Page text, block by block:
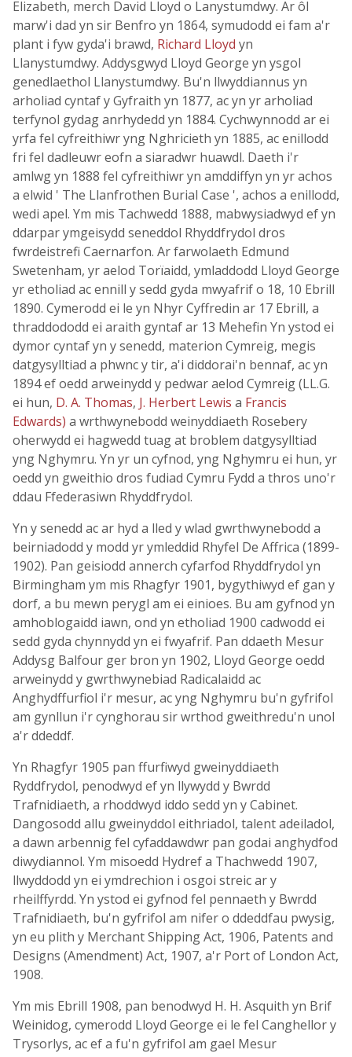
Elizabeth, merch David Lloyd o Lanystumdwy. Ar ôl
marw'i dad yn sir Benfro yn 1864, symudodd ei fam a'r
plant i fyw gyda'i brawd, Richard Lloyd yn
Llanystumdwy. Addysgwyd Lloyd George yn ysgol
genedlaethol Llanystumdwy. Bu'n llwyddiannus yn
arholiad cyntaf y Gyfraith yn 1877, ac yn yr arholiad
terfynol gydag anrhydedd yn 1884. Cychwynnodd ar ei
yrfa fel cyfreithiwr yng Nghricieth yn 1885, ac enillodd
fri fel dadleuwr eofn a siaradwr huawdl. Daeth i'r
amlwg yn 1888 fel cyfreithiwr yn amddiffyn yn yr achos
a elwid ' The Llanfrothen Burial Case ', achos a enillodd,
wedi apel. Ym mis Tachwedd 1888, mabwysiadwyd ef yn
ddarpar ymgeisydd seneddol Rhyddfrydol dros
fwrdeistrefi Caernarfon. Ar farwolaeth Edmund
Swetenham, yr aelod Torïaidd, ymladdodd Lloyd George
yr etholiad ac ennill y sedd gyda mwyafrif o 18, 10 Ebrill
1890. Cymerodd ei le yn Nhyr Cyffredin ar 17 Ebrill, a
thraddododd ei araith gyntaf ar 13 Mehefin Yn ystod ei
dymor cyntaf yn y senedd, materion Cymreig, megis
datgysylltiad a phwnc y tir, a'i diddorai'n bennaf, ac yn
1894 ef oedd arweinydd y pedwar aelod Cymreig (LL.G.
ei hun, D. A. Thomas, J. Herbert Lewis a Francis
Edwards) a wrthwynebodd weinyddiaeth Rosebery
oherwydd ei hagwedd tuag at broblem datgysylltiad
yng Nghymru. Yn yr un cyfnod, yng Nghymru ei hun, yr
oedd yn gweithio dros fudiad Cymru Fydd a thros uno'r
ddau Ffederasiwn Rhyddfrydol.
Yn y senedd ac ar hyd a lled y wlad gwrthwynebodd a
beirniadodd y modd yr ymleddid Rhyfel De Affrica (1899-
1902). Pan geisiodd annerch cyfarfod Rhyddfrydol yn
Birmingham ym mis Rhagfyr 1901, bygythiwyd ef gan y
dorf, a bu mewn perygl am ei einioes. Bu am gyfnod yn
amhoblogaidd iawn, ond yn etholiad 1900 cadwodd ei
sedd gyda chynnydd yn ei fwyafrif. Pan ddaeth Mesur
Addysg Balfour ger bron yn 1902, Lloyd George oedd
arweinydd y gwrthwynebiad Radicalaidd ac
Anghydffurfiol i'r mesur, ac yng Nghymru bu'n gyfrifol
am gynllun i'r cynghorau sir wrthod gweithredu'n unol
a'r ddeddf.
Yn Rhagfyr 1905 pan ffurfiwyd gweinyddiaeth
Ryddfrydol, penodwyd ef yn llywydd y Bwrdd
Trafnidiaeth, a rhoddwyd iddo sedd yn y Cabinet.
Dangosodd allu gweinyddol eithriadol, talent adeiladol,
a dawn arbennig fel cyfaddawdwr pan godai anghydfod
diwydiannol. Ym misoedd Hydref a Thachwedd 1907,
llwyddodd yn ei ymdrechion i osgoi streic ar y
rheilffyrdd. Yn ystod ei gyfnod fel pennaeth y Bwrdd
Trafnidiaeth, bu'n gyfrifol am nifer o ddeddfau pwysig,
yn eu plith y Merchant Shipping Act, 1906, Patents and
Designs (Amendment) Act, 1907, a'r Port of London Act,
1908.
Ym mis Ebrill 1908, pan benodwyd H. H. Asquith yn Brif
Weinidog, cymerodd Lloyd George ei le fel Canghellor y
Trysorlys, ac ef a fu'n gyfrifol am gael Mesur